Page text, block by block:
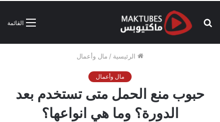
القائمة
بحث
الرئيسية / مال وأعمال
مال وأعمال
حبوب منع الحمل متى تستخدم بعد
الدورة؟ وما هي انواعها؟